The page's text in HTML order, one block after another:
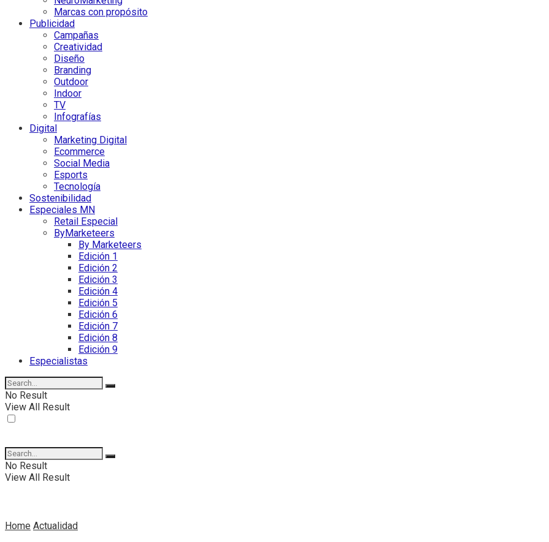
Marcas con propósito
Publicidad
Campañas
Creatividad
Diseño
Branding
Outdoor
Indoor
TV
Infografías
Digital
Marketing Digital
Ecommerce
Social Media
Esports
Tecnología
Sostenibilidad
Especiales MN
Retail Especial
ByMarketeers
By Marketeers
Edición 1
Edición 2
Edición 3
Edición 4
Edición 5
Edición 6
Edición 7
Edición 8
Edición 9
Especialistas
No Result
View All Result
No Result
View All Result
Home Actualidad